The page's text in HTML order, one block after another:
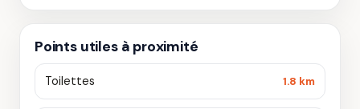
Points utiles à proximité
Toilettes 1.8 km